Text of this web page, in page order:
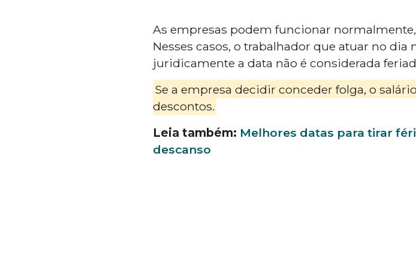
As empresas podem funcionar normalmente,
Nesses casos, o trabalhador que atuar no
juridicamente a data não é considerada
Se a empresa decidir conceder folga, o
descontos.
Leia também: Melhores datas para tirar
descanso